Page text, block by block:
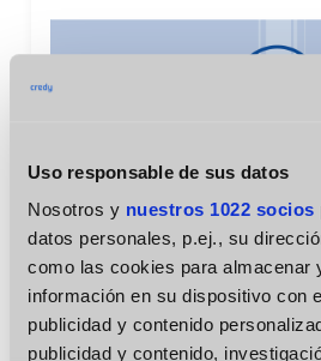
Uso responsable de sus datos
Nosotros y nuestros 1022 socios
datos personales, p.ej., su
como las cookies para almacenar
información en su dispositivo con
publicidad y contenido
publicidad y contenido,
Los derechos del
según el RGPD y